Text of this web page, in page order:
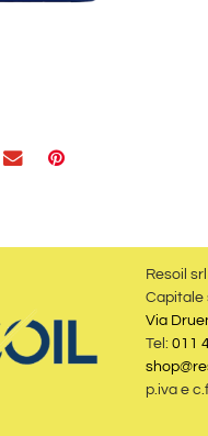
Resoil
Capitale
Via
Tel: 011
p.iva e